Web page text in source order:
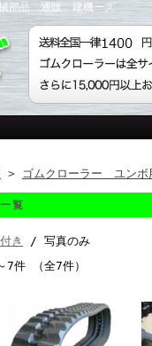
部品 通販 建機ーズ
> ゴムクローラー ユンボ
覧
き
/ 写真のみ
7件 （全7件）